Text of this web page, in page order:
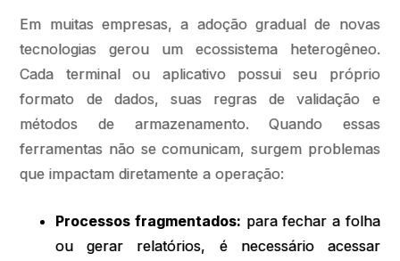
Em muitas empresas, a adoção gradual de novas
tecnologias gerou um ecossistema heterogêneo.
Cada terminal ou aplicativo possui seu próprio
formato de dados, suas regras de validação e
métodos de armazenamento. Quando essas
ferramentas não se comunicam, surgem problemas
que impactam diretamente a operação:
Processos fragmentados: para fechar a folha
ou gerar relatórios, é necessário acessar